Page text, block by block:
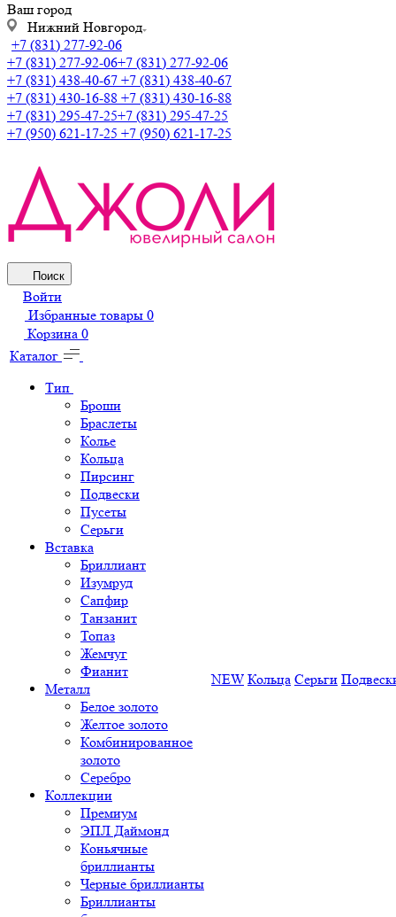
Ваш город
Нижний Новгород
+7 (831) 277-92-06
+7 (831) 277-92-06+7 (831) 277-92-06
+7 (831) 438-40-67 +7 (831) 438-40-67
+7 (831) 430-16-88 +7 (831) 430-16-88
+7 (831) 295-47-25+7 (831) 295-47-25
+7 (950) 621-17-25 +7 (950) 621-17-25
Поиск
Войти
Избранные товары 0
Корзина 0
Каталог
Тип
Броши
Браслеты
Колье
Кольца
Пирсинг
Подвески
Пусеты
Серьги
Вставка
Бриллиант
Изумруд
Сапфир
Танзанит
Топаз
Жемчуг
Фианит
Металл
Белое золото
Желтое золото
Комбинированное
золото
Серебро
Коллекции
Премиум
ЭПЛ Даймонд
Коньячные
бриллианты
Черные бриллианты
Бриллианты
NEW Кольца Серьги